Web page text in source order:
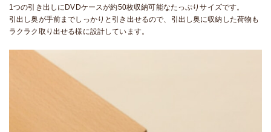
1つの引き出しにDVDケースが約50枚収納可能なたっぷりサイズです。
引出し奥が手前までしっかりと引き出せるので、引出し奥に収納した荷物も
ラクラク取り出せる様に設計しています。